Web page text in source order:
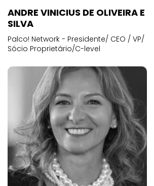
ANDRE VINICIUS DE OLIVEIRA E
SILVA
Palco! Network - Presidente/ CEO / VP/
Sócio Proprietário/C-level